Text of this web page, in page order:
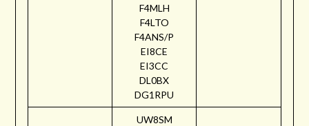
F4MLH
F4LTO
F4ANS/P
EI8CE
EI3CC
DL0BX
DG1RPU
UW8SM